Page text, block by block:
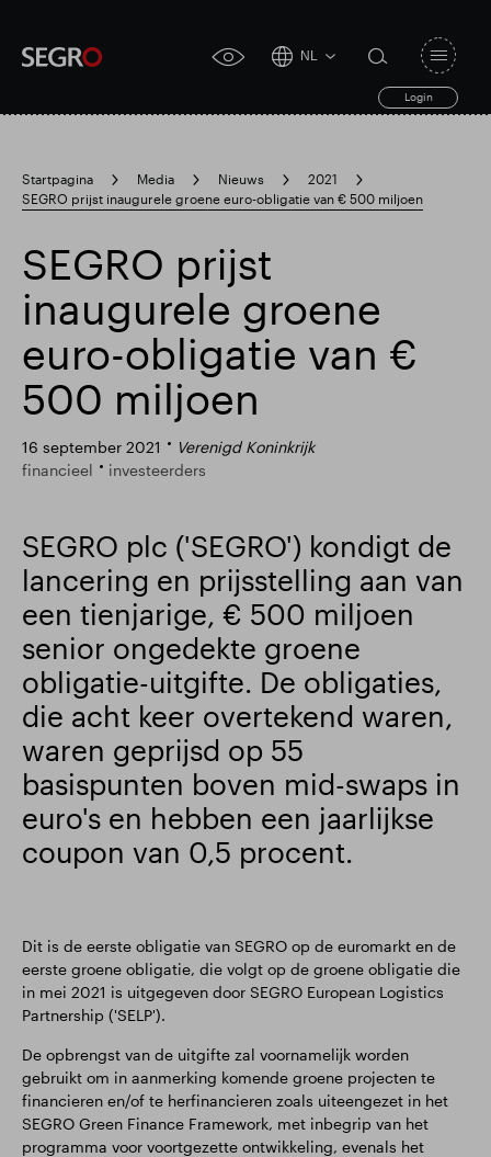
accessibility
NL
Login
search
form
Submit
search
Search
toggle
Startpagina Media Nieuws
2021
SEGRO prijst inaugurele groene euro-obligatie van € 500 miljoen
SEGRO prijst
inaugurele groene
euro-obligatie van €
500 miljoen
16 september 2021
Verenigd Koninkrijk
financieel
investeerders
SEGRO plc ('SEGRO') kondigt de
lancering en prijsstelling aan van
een tienjarige, € 500 miljoen
senior ongedekte groene
obligatie-uitgifte. De obligaties,
die acht keer overtekend waren,
waren geprijsd op 55
basispunten boven mid-swaps in
euro's en hebben een jaarlijkse
coupon van 0,5 procent.
Dit is de eerste obligatie van SEGRO op de euromarkt en de
eerste groene obligatie, die volgt op de groene obligatie die
in mei 2021 is uitgegeven door SEGRO European Logistics
Partnership ('SELP').
De opbrengst van de uitgifte zal voornamelijk worden
gebruikt om in aanmerking komende groene projecten te
financieren en/of te herfinancieren zoals uiteengezet in het
SEGRO Green Finance Framework, met inbegrip van het
programma voor voortgezette ontwikkeling, evenals het